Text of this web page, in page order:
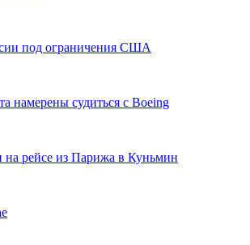
под ограничения США
намерены судиться с Boeing
на рейсе из Парижа в Куньмин